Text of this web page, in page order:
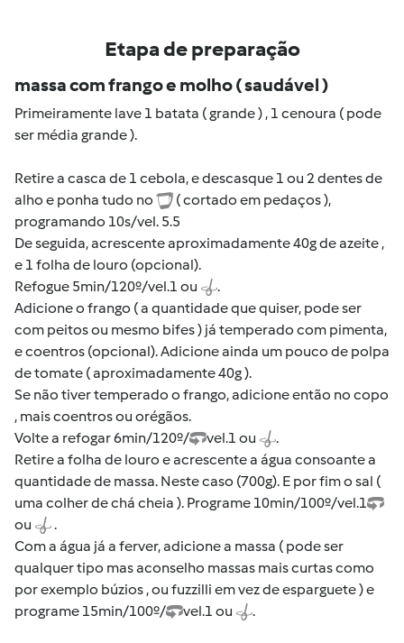
Etapa de preparação
massa com frango e molho ( saudável )
Primeiramente lave 1 batata ( grande ) , 1 cenoura ( pode
ser média grande ).
Retire a casca de 1 cebola, e descasque 1 ou 2 dentes de
alho e ponha tudo no
( cortado em pedaços ),
programando 10s/vel. 5.5
De seguida, acrescente aproximadamente 40g de azeite ,
e 1 folha de louro (opcional).
Refogue 5min/120º/vel.1 ou
.
Adicione o frango ( a quantidade que quiser, pode ser
com peitos ou mesmo bifes ) já temperado com pimenta,
e coentros (opcional). Adicione ainda um pouco de polpa
de tomate ( aproximadamente 40g ).
Se não tiver temperado o frango, adicione então no copo
, mais coentros ou orégãos.
Volte a refogar 6min/120º/
vel.1 ou
.
Retire a folha de louro e acrescente a água consoante a
quantidade de massa. Neste caso (700g). E por fim o sal (
uma colher de chá cheia ). Programe 10min/100º/vel.1
ou
.
Com a água já a ferver, adicione a massa ( pode ser
qualquer tipo mas aconselho massas mais curtas como
por exemplo búzios , ou fuzzilli em vez de esparguete ) e
programe 15min/100º/
vel.1 ou .